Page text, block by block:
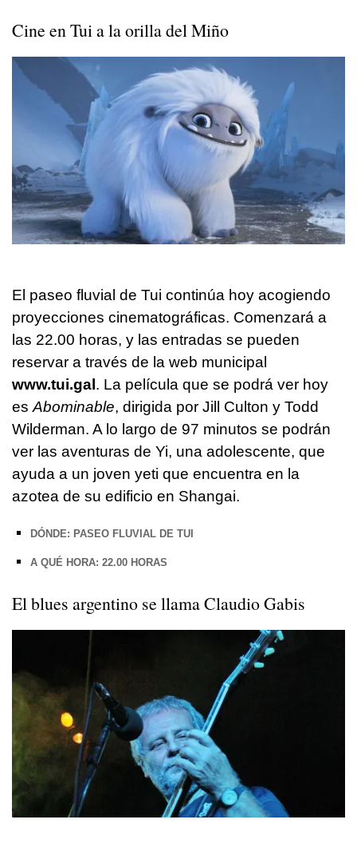
Cine en Tui a la orilla del Miño
El paseo fluvial de Tui continúa hoy acogiendo
proyecciones cinematográficas. Comenzará a
las 22.00 horas, y las entradas se pueden
reservar a través de la web municipal
www.tui.gal. La película que se podrá ver hoy
es Abominable, dirigida por Jill Culton y Todd
Wilderman. A lo largo de 97 minutos se podrán
ver las aventuras de Yi, una adolescente, que
ayuda a un joven yeti que encuentra en la
azotea de su edificio en Shangai.
DÓNDE: PASEO FLUVIAL DE TUI
A QUÉ HORA: 22.00 HORAS
El blues argentino se llama Claudio Gabis